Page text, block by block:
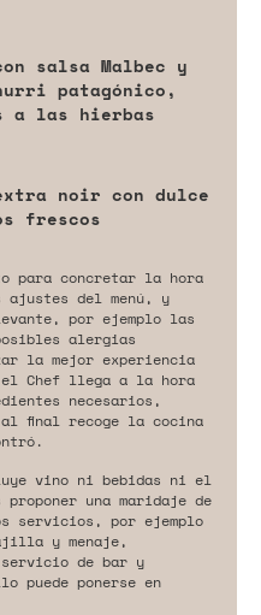
salsa Malbec y
patagónico,
a las hierbas
noir con dulce
frescos
para concretar la hora
del menú, y
por ejemplo las
alergias
la mejor experiencia
Chef llega a la hora
necesarios,
final recoge la cocina
vino ni bebidas ni el
una maridaje de
servicios, por ejemplo
y menaje,
de bar y
puede ponerse en